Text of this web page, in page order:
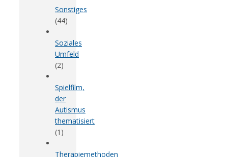
Sonstiges
(44)
Soziales
Umfeld
(2)
Spielfilm,
der
Autismus
thematisiert
(1)
Therapiemethoden